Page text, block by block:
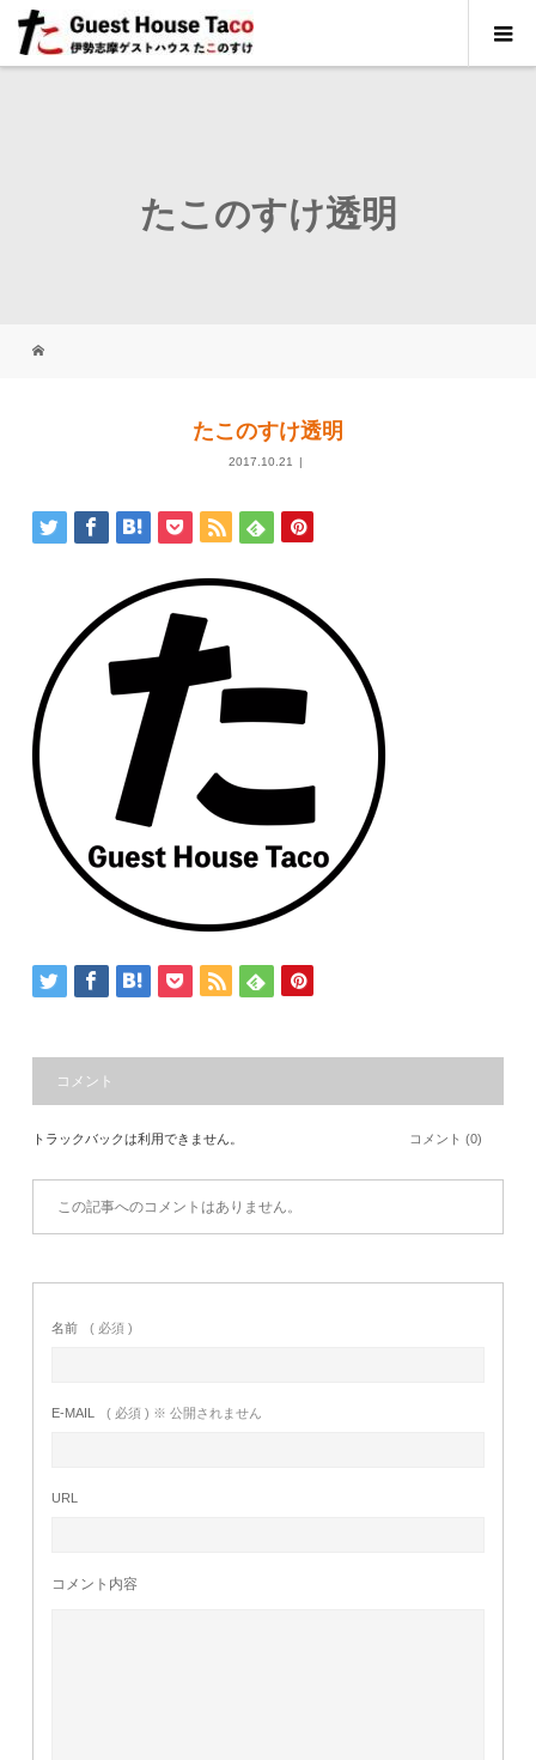
たこのすけ透明
たこのすけ透明
2017.10.21
コメント
トラックバックは利用できません。 コメント (0)
この記事へのコメントはありません。
名前 ( 必須 )
E-MAIL ( 必須 ) ※ 公開されません
URL
コメント内容